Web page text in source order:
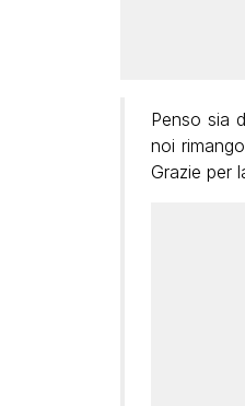
Penso sia
noi
Grazie per